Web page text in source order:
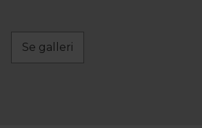
Se galleri